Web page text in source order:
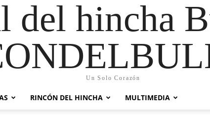
del hincha
Un Solo Corazón
RINCÓN DEL HINCHA MULTIMEDIA